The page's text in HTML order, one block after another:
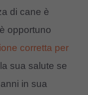
di cane è
opportuno
corretta per
sua salute se
in sua